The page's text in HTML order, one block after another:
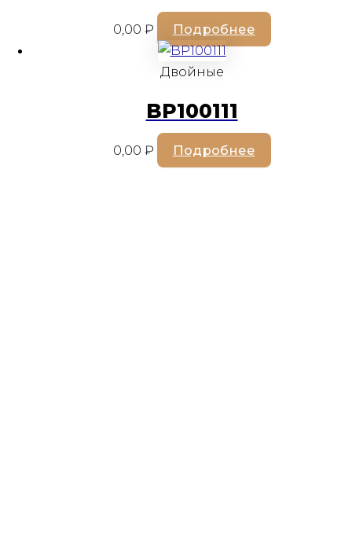
0,00 ₽ Подробнее
Двойные
BP100111
0,00 ₽ Подробнее